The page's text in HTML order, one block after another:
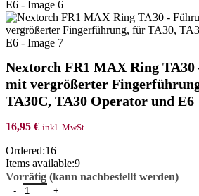
Nextorch FR1 MAX Ring
mit vergrößerter
TA30C, TA30 Operator und E6
16,95 € inkl. MwSt.
Ordered:16
Items available:9
Vorrätig (kann nachbestellt werden)
Nextorch FR1 MAX Ring TA30 -